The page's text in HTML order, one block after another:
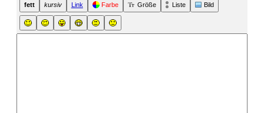
fett kursiv Link Farbe Größe Liste Bild